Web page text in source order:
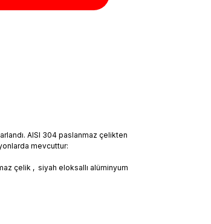
AISI 304 paslanmaz çelikten
mevcuttur:
çelik , siyah eloksallı alüminyum